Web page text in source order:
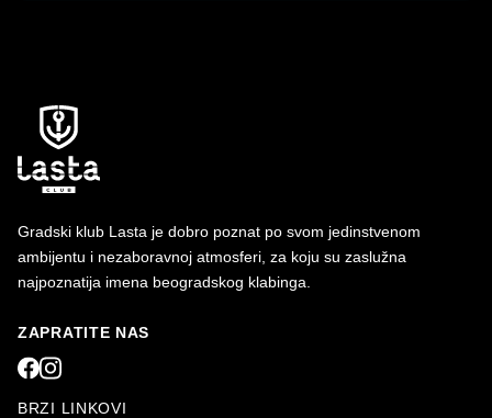
Gradski klub Lasta je dobro poznat po svom jedinstvenom
ambijentu i nezaboravnoj atmosferi, za koju su zaslužna
najpoznatija imena beogradskog klabinga.
ZAPRATITE NAS
BRZI LINKOVI